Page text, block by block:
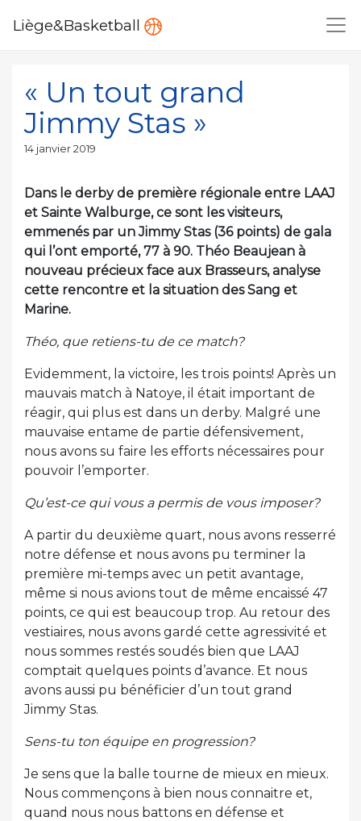
Liège&Basketball
« Un tout grand
Jimmy Stas »
Publié
14 janvier 2019
Dans le derby de première régionale entre LAAJ
et Sainte Walburge, ce sont les visiteurs,
emmenés par un Jimmy Stas (36 points) de gala
qui l’ont emporté, 77 à 90. Théo Beaujean à
nouveau précieux face aux Brasseurs, analyse
cette rencontre et la situation des Sang et
Marine.
Théo, que retiens-tu de ce match?
Evidemment, la victoire, les trois points! Après un
mauvais match à Natoye, il était important de
réagir, qui plus est dans un derby. Malgré une
mauvaise entame de partie défensivement,
nous avons su faire les efforts nécessaires pour
pouvoir l’emporter.
Qu’est-ce qui vous a permis de vous imposer?
A partir du deuxième quart, nous avons resserré
notre défense et nous avons pu terminer la
première mi-temps avec un petit avantage,
même si nous avions tout de même encaissé 47
points, ce qui est beaucoup trop. Au retour des
vestiaires, nous avons gardé cette agressivité et
nous sommes restés soudés bien que LAAJ
comptait quelques points d’avance. Et nous
avons aussi pu bénéficier d’un tout grand
Jimmy Stas.
Sens-tu ton équipe en progression?
Je sens que la balle tourne de mieux en mieux.
Nous commençons à bien nous connaitre et,
quand nous nous battons en défense et